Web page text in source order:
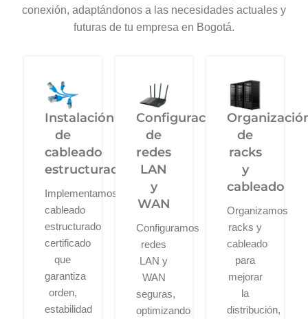
conexión, adaptándonos a las necesidades actuales y
futuras de tu empresa en Bogotá.
Instalación
de
cableado
estructurado
Implementamos
cableado
estructurado
certificado
que
garantiza
orden,
estabilidad
Configuración
de
redes
LAN
y
WAN
Configuramos
redes
LAN y
WAN
seguras,
optimizando
de
racks
y
cableado
Organizamos
racks y
cableado
para
mejorar
la
distribución,